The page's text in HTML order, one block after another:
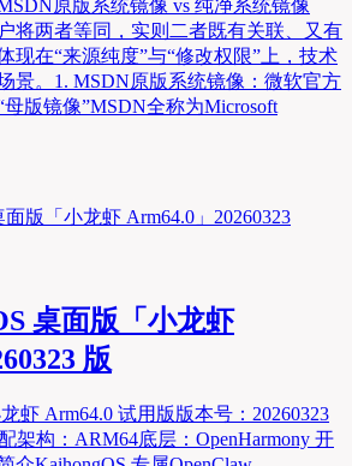
原版系统镜像 vs 纯净系统镜像
将两者等同，实则二者既有关联、又有
现在“来源纯度”与“修改权限”上，技术
景。1. MSDN原版系统镜像：微软官方
版镜像”MSDN全称为Microsoft
桌面版「小龙虾
版
虾 Arm64.0 试用版版本号：20260323
架构：ARM64底层：OpenHarmony 开